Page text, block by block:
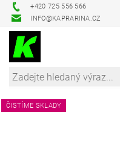
+420 725 556 566
INFO@KAPRARINA.CZ
ČISTÍME SKLADY